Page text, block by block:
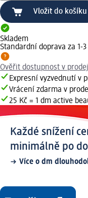
Vložit do košíku
Skladem
Standardní doprava za 1-
Ověřit dostupnost v
Expresní vyzvednutí v
Vrácení zdarma v
25 Kč = 1 dm active
Každé snížení
minimálně po
Více o dm